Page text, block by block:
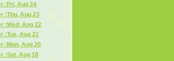
:Fri, Aug 24
:Thu, Aug 23
:Wed, Aug 22
:Tue, Aug 21
:Mon, Aug 20
:Sat, Aug 18